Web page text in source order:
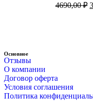
4690,00₽
Основное
Отзывы
О компании
Договор оферта
Условия соглашения
Политика